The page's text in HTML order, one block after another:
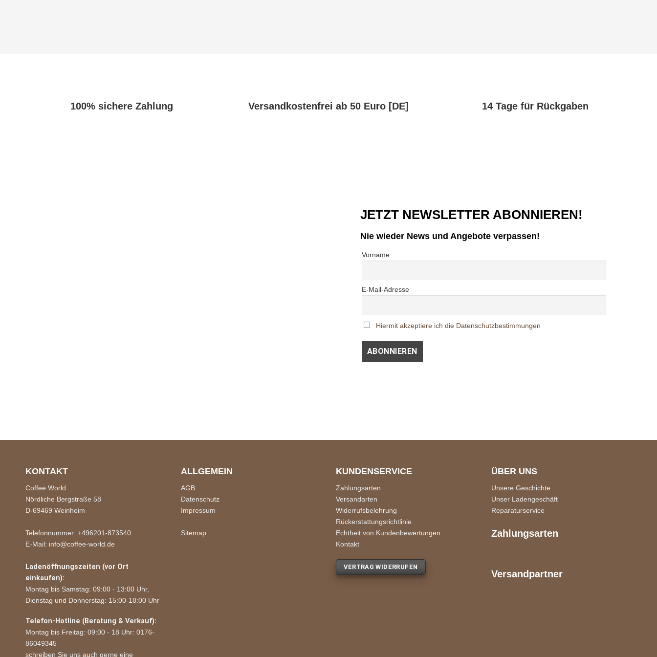
100% sichere Zahlung Versandkostenfrei ab 50 Euro [DE] 14 Tage für Rückgaben
JETZT NEWSLETTER ABONNIEREN!
Nie wieder News und Angebote verpassen!
Vorname
E-Mail-Adresse
Hiermit akzeptiere ich die Datenschutzbestimmungen
KONTAKT
Coffee World
Nördliche Bergstraße 58
D-69469 Weinheim
Telefonnummer: +496201-873540
E-Mail: info@coffee-world.de
Ladenöffnungszeiten (vor Ort
einkaufen):
Montag bis Samstag: 09:00 - 13:00 Uhr,
Dienstag und Donnerstag: 15:00-18:00 Uhr
Telefon-Hotline (Beratung & Verkauf):
Montag bis Freitag: 09:00 - 18 Uhr: 0176-
86049345
schreiben Sie uns auch gerne eine
ALLGEMEIN
AGB
Datenschutz
Impressum
Sitemap
KUNDENSERVICE
Zahlungsarten
Versandarten
Widerrufsbelehrung
Rückerstattungsrichtlinie
Echtheit von Kundenbewertungen
Kontakt
VERTRAG WIDERRUFEN
ÜBER UNS
Unsere Geschichte
Unser Ladengeschäft
Reparaturservice
Zahlungsarten
Versandpartner